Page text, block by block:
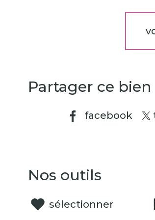
Partager ce bien
facebook
Nos outils
sélectionner